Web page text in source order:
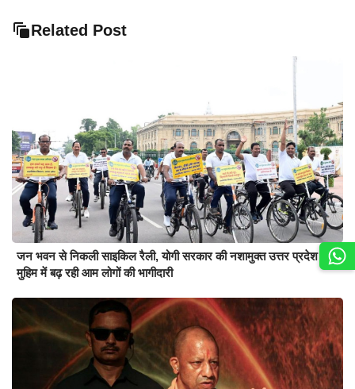
Related Post
जन भवन से निकली साइकिल रैली, योगी सरकार की नशामुक्त उत्तर प्रदेश की
मुहिम में बढ़ रही आम लोगों की भागीदारी